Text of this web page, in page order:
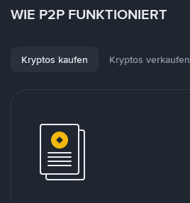
WIE P2P FUNKTIONIERT
Kryptos kaufen Kryptos verkaufen